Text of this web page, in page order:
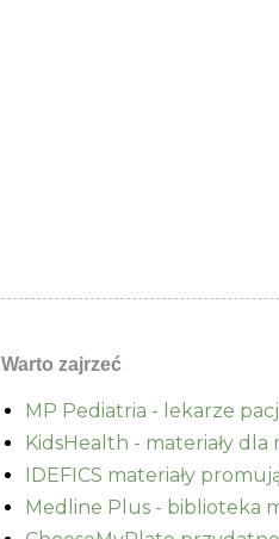
Warto zajrzeć
MP Pediatria - lekarze
KidsHealth - materiały
IDEFICS materiały
Medline Plus - biblioteka